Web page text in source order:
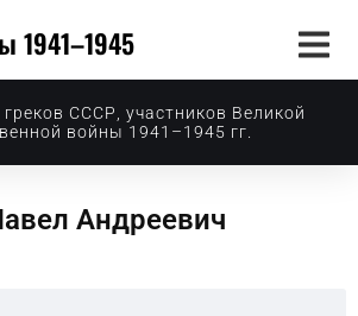
1941–1945
СССР, участников Великой
войны 1941–1945 гг.
Андреевич